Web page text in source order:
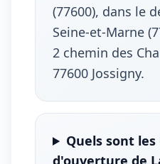
(77600), dans le
Seine-et-Marne
2 chemin des
77600 Jossigny.
Quels sont
d'ouverture de